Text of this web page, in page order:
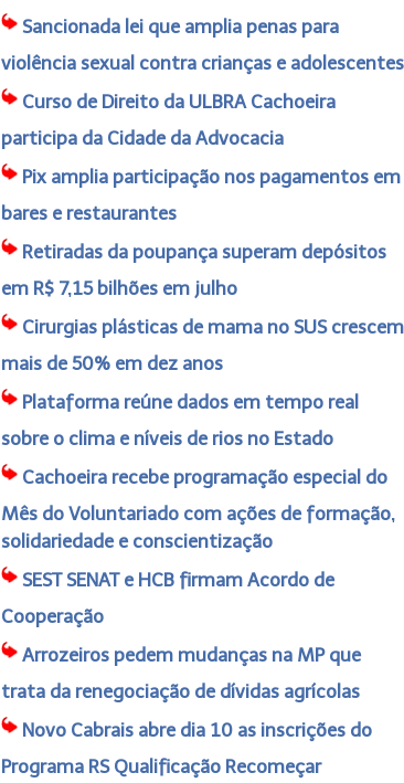
Sancionada lei que amplia penas para
violência sexual contra crianças e adolescentes
Curso de Direito da ULBRA Cachoeira
participa da Cidade da Advocacia
Pix amplia participação nos pagamentos em
bares e restaurantes
Retiradas da poupança superam depósitos
em R$ 7,15 bilhões em julho
Cirurgias plásticas de mama no SUS crescem
mais de 50% em dez anos
Plataforma reúne dados em tempo real
sobre o clima e níveis de rios no Estado
Cachoeira recebe programação especial do
Mês do Voluntariado com ações de formação,
solidariedade e conscientização
SEST SENAT e HCB firmam Acordo de
Cooperação
Arrozeiros pedem mudanças na MP que
trata da renegociação de dívidas agrícolas
Novo Cabrais abre dia 10 as inscrições do
Programa RS Qualificação Recomeçar